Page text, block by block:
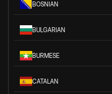
BOSNIAN
BULGARIAN
BURMESE
CATALAN